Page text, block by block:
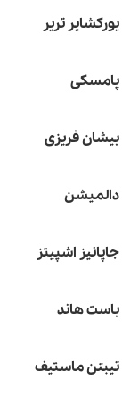
یورکشایر تریر
پامسکی
بیشان فریزی
دالمیشن
جاپانیز اشپیتز
باست هاند
تیبتن ماستیف